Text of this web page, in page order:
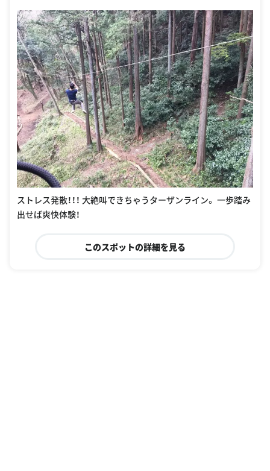
ストレス発散！！！ 大絶叫できちゃうターザンライン。 一歩踏み
出せば爽快体験！
このスポットの詳細を見る